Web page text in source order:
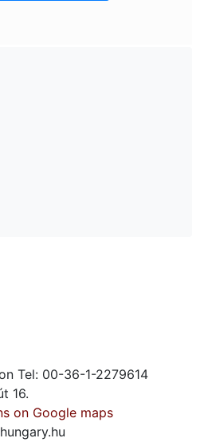
Tel: 00-36-1-2279614
16.
on Google maps